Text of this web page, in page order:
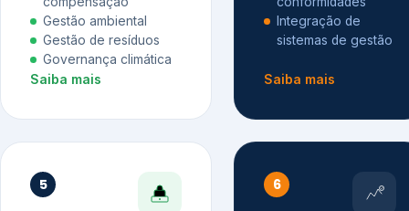
Gestão ambiental
Gestão de resíduos
Governança climática
Saiba mais
Integração de
sistemas de gestão
Saiba mais
5 6